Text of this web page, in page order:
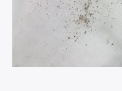
Portraits